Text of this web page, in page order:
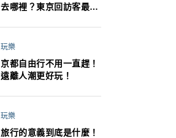
去哪裡？東京回訪客最推
玩樂
京都自由行不用一直趕！
遠離人潮更好玩！
玩樂
旅行的意義到底是什麼！